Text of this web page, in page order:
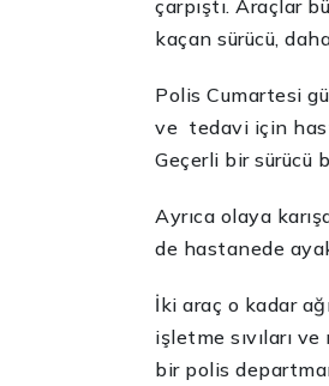
çarpıştı. Araçlar
kaçan sürücü,
Polis Cumartesi
ve tedavi için
Geçerli bir sürücü
Ayrıca olaya
de hastanede
İki araç o kadar
işletme sıvıları
bir polis